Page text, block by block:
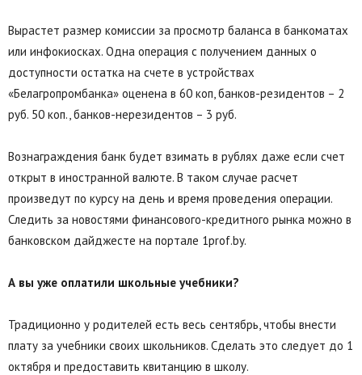
Вырастет размер комиссии за просмотр баланса в банкоматах
или инфокиосках. Одна операция с получением данных о
доступности остатка на счете в устройствах
«Белагропромбанка» оценена в 60 коп, банков-резидентов – 2
руб. 50 коп., банков-нерезидентов – 3 руб.
Вознаграждения банк будет взимать в рублях даже если счет
открыт в иностранной валюте. В таком случае расчет
произведут по курсу на день и время проведения операции.
Следить за новостями финансового-кредитного рынка можно в
банковском дайджесте на портале 1prof.by.
А вы уже оплатили школьные учебники?
Традиционно у родителей есть весь сентябрь, чтобы внести
плату за учебники своих школьников. Сделать это следует до 1
октября и предоставить квитанцию в школу.